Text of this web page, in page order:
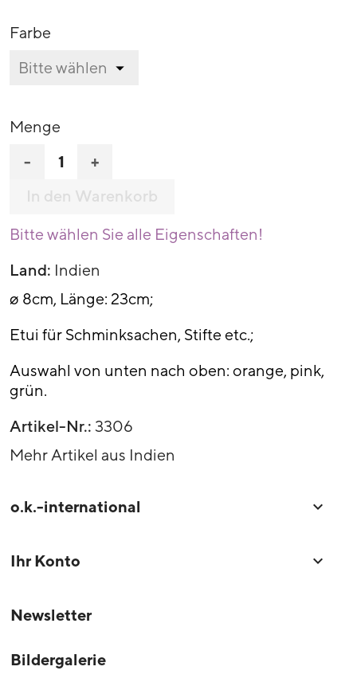
Farbe
Menge
- +
In den Warenkorb
Bitte wählen Sie alle Eigenschaften!
Land: Indien
ø 8cm, Länge: 23cm;
Etui für Schminksachen, Stifte etc.;
Auswahl von unten nach oben: orange, pink,
grün.
Artikel-Nr.: 3306
Mehr Artikel aus Indien
o.k.-international 
Ihr Konto 
Newsletter
Bildergalerie